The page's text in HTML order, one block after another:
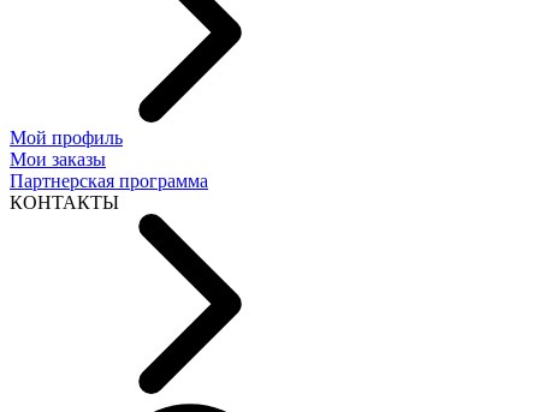
Мой профиль
Мои заказы
Партнерская программа
КОНТАКТЫ